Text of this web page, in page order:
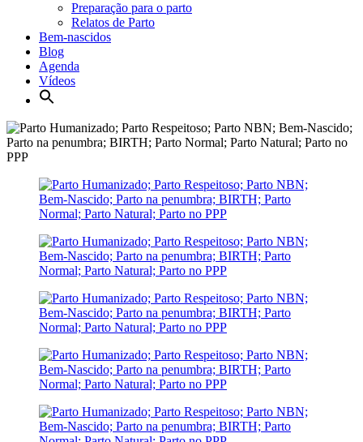
Preparação para o parto
Relatos de Parto
Bem-nascidos
Blog
Agenda
Vídeos